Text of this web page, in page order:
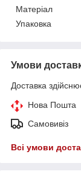
Матеріал
Упаковка
Умови
Доставка
Нова Пошта
Самовивіз
Всі умови